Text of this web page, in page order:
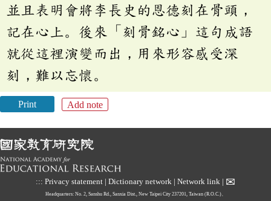
並且表明會將李長史的恩德刻在骨頭，
記在心上。後來「刻骨銘心」這句成語
就從這裡演變而出，用來形容感受深
刻，難以忘懷。
Print Add note
::: Privacy statement | Dictionary network | Network link | ✉
Headquarters: No. 2, Sanshu Rd., Sanxia Dist., New Taipei City 237201, Taiwan (R.O.C.)、